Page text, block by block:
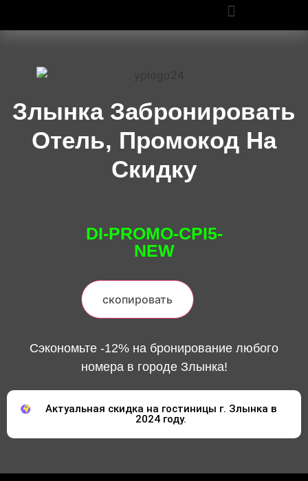
Злынка Забронировать
Отель, Промокод На
Скидку
DI-PROMO-CPI5-
NEW
скопировать
Сэкономьте -12% на бронирование любого
номера в городе Злынка!
Актуальная скидка на гостиницы г. Злынка в
2024 году.